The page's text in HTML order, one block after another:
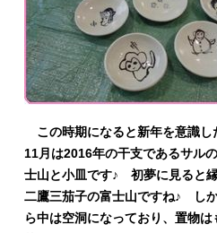
この時期になると新年を意識
11月は2016年の干支であるサル
士山と小皿です♪ 初夢に見ると
二鷹三茄子の富士山ですね♪ し
ら中は空洞になっており、置物